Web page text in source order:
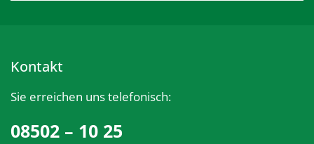
Kontakt
Sie erreichen uns telefonisch:
08502 – 10 25